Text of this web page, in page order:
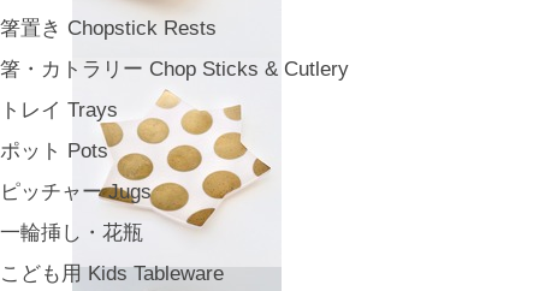
箸置き Chopstick Rests
箸・カトラリー Chop Sticks & Cutlery
トレイ Trays
ポット Pots
ピッチャー Jugs
一輪挿し・花瓶
こども用 Kids Tableware